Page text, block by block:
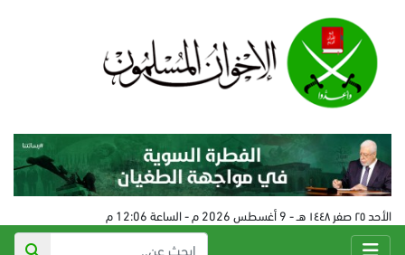
الأحد ٢٥ صفر ١٤٤٨ هـ - 9 أغسطس 2026 م - الساعة 12:06 م